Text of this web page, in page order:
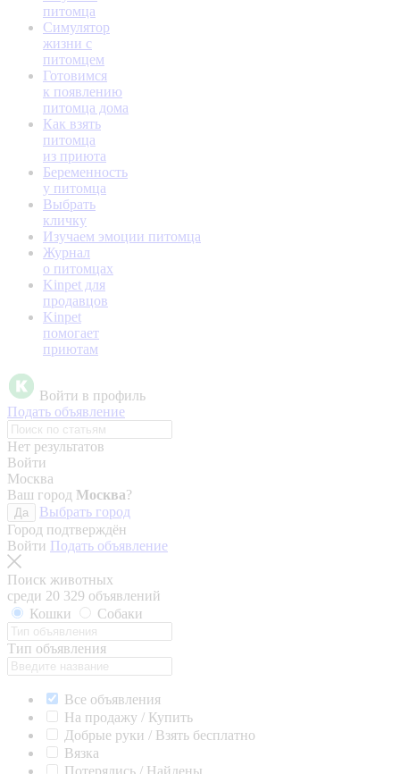
питомца
Симулятор
жизни с
питомцем
Готовимся
к появлению
питомца дома
Как взять
питомца
из приюта
Беременность
у питомца
Выбрать
кличку
Изучаем эмоции питомца
Журнал
о питомцах
Kinpet для
продавцов
Kinpet
помогает
приютам
Войти в профиль
Подать объявление
Нет результатов
Войти
Москва
Ваш город Москва?
Да
Выбрать город
Город подтверждён
Войти Подать объявление
Поиск животных
среди 20 329 объявлений
Кошки
Собаки
Тип объявления
Все объявления
На продажу / Купить
Добрые руки / Взять бесплатно
Вязка
Потерялись / Найдены